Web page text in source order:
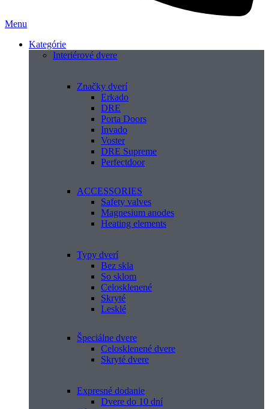
Menu
Kategórie
Interiérové dvere
Značky dverí
Erkado
DRE
Porta Doors
Invado
Voster
DRE Supreme
Perfectdoor
ACCESSORIES
Safety valves
Magnesium anodes
Heating elements
Typy dverí
Bez skla
So sklom
Celosklenené
Skryté
Lesklé
Špeciálne dvere
Celosklenené dvere
Skryté dvere
Expresné dodanie
Dvere do 10 dní